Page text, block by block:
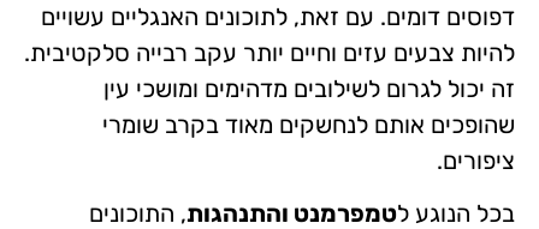
דפוסים דומים. עם זאת, לתוכונים האנגליים עשויים
להיות צבעים עזים וחיים יותר עקב רבייה סלקטיבית.
זה יכול לגרום לשילובים מדהימים ומושכי עין
שהופכים אותם לנחשקים מאוד בקרב שומרי
ציפורים.
בכל הנוגע לטמפרמנט והתנהגות, התוכונים